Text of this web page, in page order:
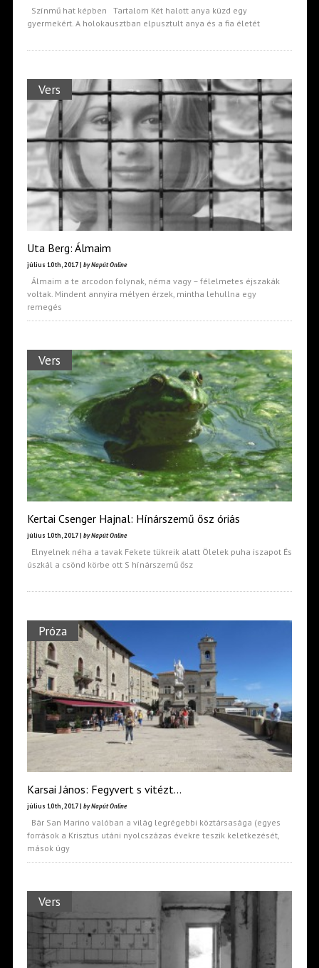
Színmű hat képben Tartalom Két halott anya küzd egy
gyermekért. A holokausztban elpusztult anya és a fia életét
Vers
Uta Berg: Álmaim
július 10th, 2017 | by Napút Online
Álmaim a te arcodon folynak, néma vagy – félelmetes éjszakák
voltak. Mindent annyira mélyen érzek, mintha lehullna egy
remegés
Vers
Kertai Csenger Hajnal: Hínárszemű ősz óriás
július 10th, 2017 | by Napút Online
Elnyelnek néha a tavak Fekete tükreik alatt Ölelek puha iszapot És
úszkál a csönd körbe ott S hínárszemű ősz
Próza
Karsai János: Fegyvert s vitézt…
július 10th, 2017 | by Napút Online
Bár San Marino valóban a világ legrégebbi köztársasága (egyes
források a Krisztus utáni nyolcszázas évekre teszik keletkezését,
mások úgy
Vers